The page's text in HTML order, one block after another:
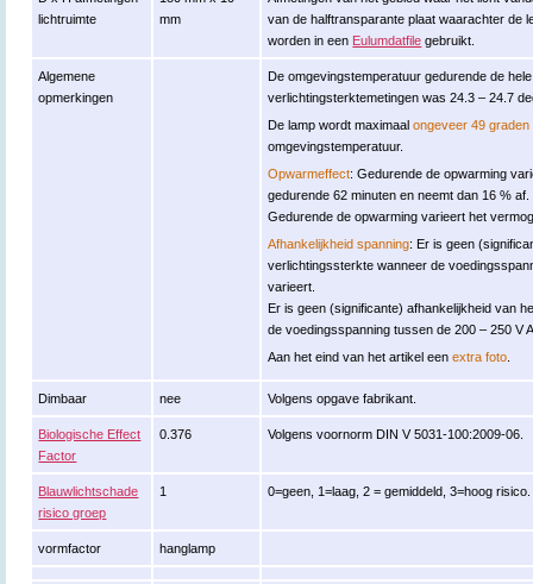
lichtruimte
mm
van de halftransparante plaat waarachter de
worden in een Eulumdatfile gebruikt.
Algemene
opmerkingen
De omgevingstemperatuur gedurende de
verlichtingsterktemetingen was 24.3 – 24.7
De lamp wordt maximaalongeveer 49
omgevingstemperatuur.
Opwarmeffect: Gedurende de opwarming
gedurende 62 minuten en neemt dan 16 % af.
Gedurende de opwarming varieert het
Afhankelijkheid spanning: Er is geen
verlichtingssterkte wanneer de
varieert.
Er is geen (significante) afhankelijkheid van
de voedingsspanning tussen de 200 – 250 V
Aan het eind van het artikel eenextra foto
Dimbaar nee Volgens opgave fabrikant.
Biologische Effect
Factor
0.376 Volgens voornorm DIN V 5031-100:2009-06.
Blauwlichtschade
risico groep
1 0=geen, 1=laag, 2 = gemiddeld, 3=hoog risico.
vormfactor hanglamp